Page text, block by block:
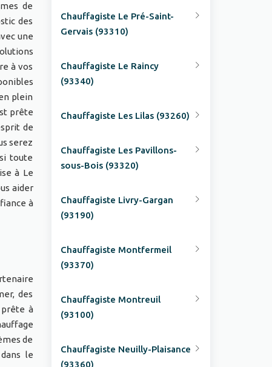
de
des
une
à vos
plein
prête
de
serez
toute
à Le
aider
à
des
prête à
de
le
Chauffagiste Le Pré-Saint-
Gervais (93310)
Chauffagiste Le Raincy
(93340)
Chauffagiste Les Lilas (93260)
Chauffagiste Les Pavillons-
sous-Bois (93320)
Chauffagiste Livry-Gargan
(93190)
Chauffagiste Montfermeil
(93370)
Chauffagiste Montreuil
(93100)
Chauffagiste Neuilly-Plaisance
(93360)